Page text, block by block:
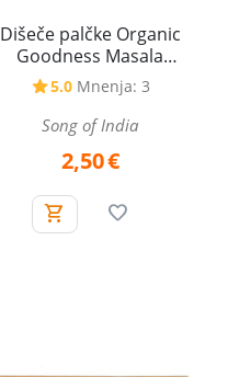
Dišeče palčke Organic
Goodness Masala
Dragon's Blood -
Zmajeva kri, 15 g
5.0 Mnenja: 3
Song of India
2,50€